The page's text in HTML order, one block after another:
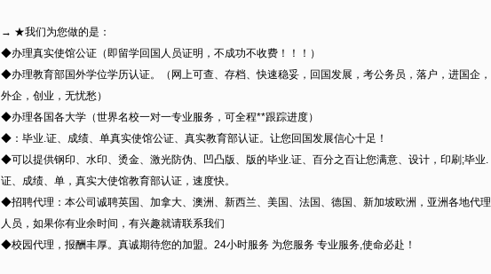
→ ★我们为您做的是：
◆办理真实使馆公证（即留学回国人员证明，不成功不收费！！！）
◆办理教育部国外学位学历认证。（网上可查、存档、快速稳妥，回国发展，考公务员，落户，进国企，
外企，创业，无忧愁）
◆办理各国各大学（世界名校一对一专业服务，可全程**跟踪进度）
◆：毕业.证、成绩、单真实使馆公证、真实教育部认证。让您回国发展信心十足！
◆可以提供钢印、水印、烫金、激光防伪、凹凸版、版的毕业.证、百分之百让您满意、设计，印刷;毕业.
证、成绩、单，真实大使馆教育部认证，速度快。
◆招聘代理：本公司诚聘英国、加拿大、澳洲、新西兰、美国、法国、德国、新加坡欧洲，亚洲各地代理
人员，如果你有业余时间，有兴趣就请联系我们
◆校园代理，报酬丰厚。真诚期待您的加盟。24小时服务 为您服务 专业服务,使命必赴！